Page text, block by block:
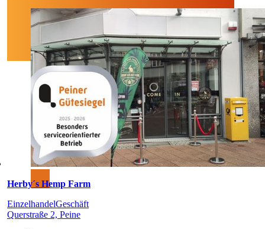
Herby´s Hemp Farm
EinzelhandelGeschäft
Querstraße 2, Peine